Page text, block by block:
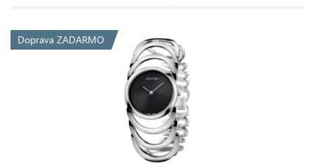
Doprava ZADARMO